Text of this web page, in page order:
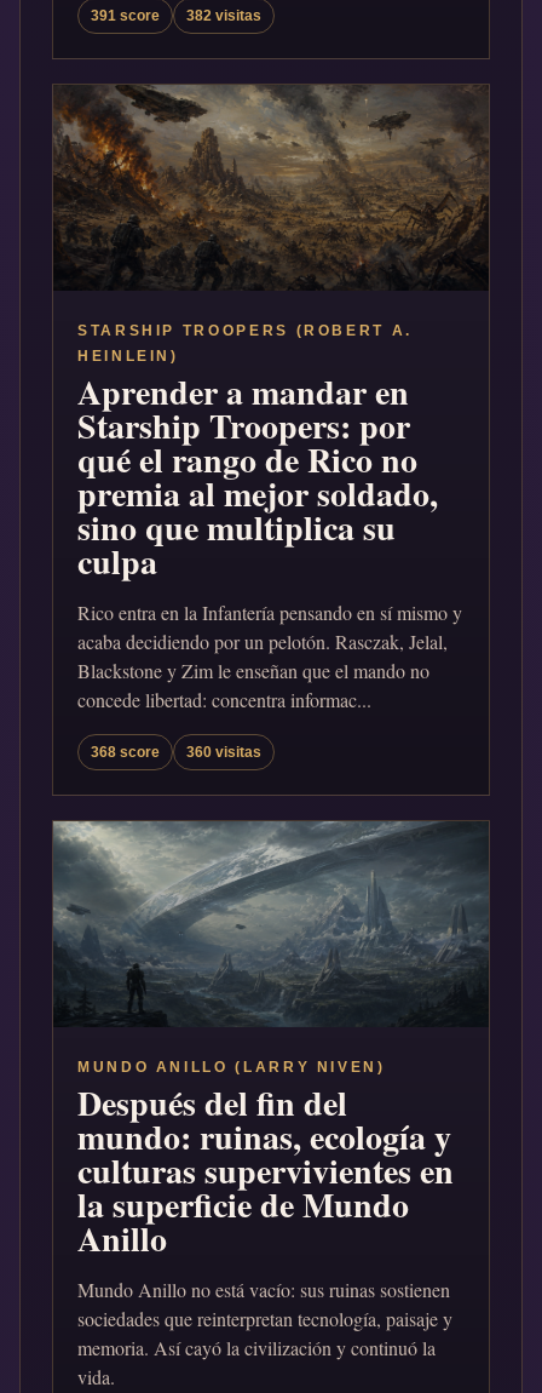
391 score 382 visitas
STARSHIP TROOPERS (ROBERT A.
HEINLEIN)
Aprender a mandar en
Starship Troopers: por
qué el rango de Rico no
premia al mejor soldado,
sino que multiplica su
culpa
Rico entra en la Infantería pensando en sí mismo y
acaba decidiendo por un pelotón. Rasczak, Jelal,
Blackstone y Zim le enseñan que el mando no
concede libertad: concentra informac...
368 score 360 visitas
MUNDO ANILLO (LARRY NIVEN)
Después del fin del
mundo: ruinas, ecología y
culturas supervivientes en
la superficie de Mundo
Anillo
Mundo Anillo no está vacío: sus ruinas sostienen
sociedades que reinterpretan tecnología, paisaje y
memoria. Así cayó la civilización y continuó la
vida.